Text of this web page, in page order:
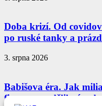
Doba krizí. Od
po ruské tanky a
3. srpna 2026
Babišova éra. Jak
firmu a rozdělil národ